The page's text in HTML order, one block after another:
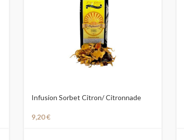
Infusion Sorbet Citron/ Citronnade
9,20€